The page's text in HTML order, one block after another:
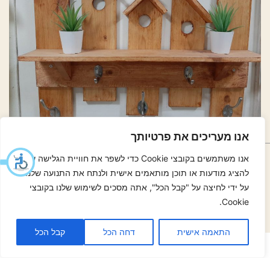
אנו מעריכים את פרטיותך
אנו משתמשים בקובצי Cookie כדי לשפר את חוויית הגלישה שלך,
להציג מודעות או תוכן מותאמים אישית ולנתח את התנועה שלנו.
על ידי לחיצה על "קבל הכל", אתה מסכים לשימוש שלנו בקובצי
Cookie.
התאמה אישית דחה הכל קבל הכל
054-30-30-319
054-30-30-319
נסיעה עם Waze אל הסדנא של עמי
עמוד הפייסבוק
ערוץ היוטיוב
הצהרת נגישותתקנון ומדיניות